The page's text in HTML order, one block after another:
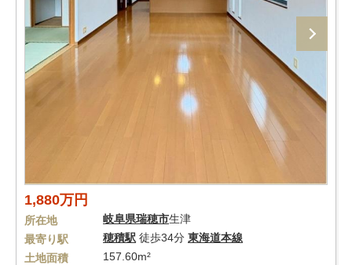
1,880万円
所在地 岐阜県瑞穂市生津
最寄り駅
穂積駅 徒歩34分 東海道本線
土地面積
157.60m²